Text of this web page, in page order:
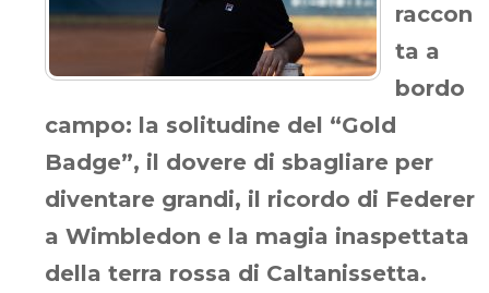
raccon
ta a
bordo
campo: la solitudine del “Gold
Badge”, il dovere di sbagliare per
diventare grandi, il ricordo di Federer
a Wimbledon e la magia inaspettata
della terra rossa di Caltanissetta.